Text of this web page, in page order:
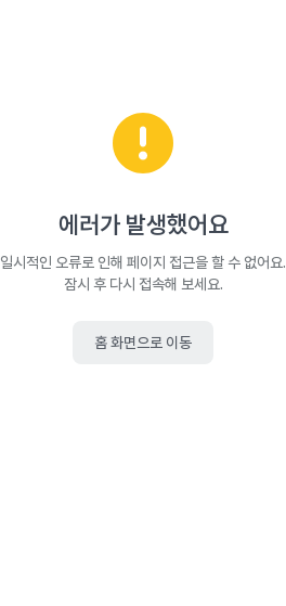
에러가 발생했어요
일시적인 오류로 인해 페이지 접근을 할 수 없어요.
잠시 후 다시 접속해 보세요.
홈 화면으로 이동